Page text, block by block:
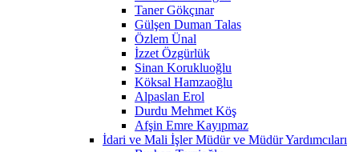
Taner Gökçınar
Gülşen Duman Talas
Özlem Ünal
İzzet Özgürlük
Sinan Korukluoğlu
Köksal Hamzaoğlu
Alpaslan Erol
Durdu Mehmet Köş
Afşin Emre Kayıpmaz
İdari ve Mali İşler Müdür ve Müdür Yardımcıları